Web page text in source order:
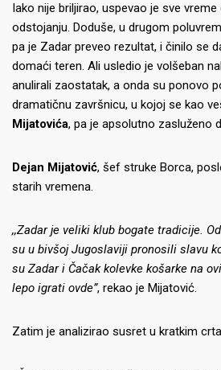
Iako nije briljirao, uspevao je sve vreme
odstojanju. Doduše, u drugom
pa je Zadar preveo rezultat, i činilo se
domaći teren. Ali usledio je volšeban
anulirali zaostatak, a onda su ponovo
dramatičnu završnicu, u kojoj se kao
Mijatovića, pa je apsolutno zasluženo
Dejan Mijatović, šef struke Borca,
starih vremena.
,,Zadar je veliki klub bogate tradicije.
su u bivšoj Jugoslaviji pronosili slavu
su Zadar i Čačak kolevke košarke na
lepo igrati ovde”, rekao je Mijatović.
Zatim je analizirao susret u kratkim